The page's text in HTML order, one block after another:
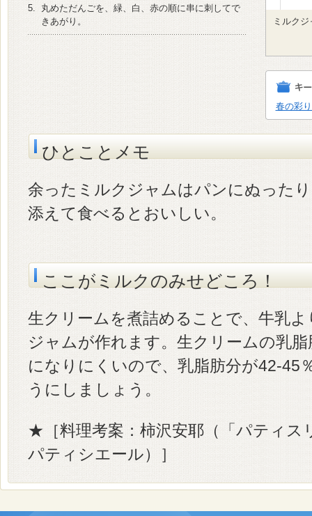
5.
丸めただんごを、緑、白、赤の順に串に刺してで
きあがり。
ミルク
春の彩
ひとことメモ
余ったミルクジャムはパンにぬった
添えて食べるとおいしい。
ここがミルクのみせどころ！
生クリームを煮詰めることで、牛乳
ジャムが作れます。生クリームの乳
になりにくいので、乳脂肪分が42-45
うにしましょう。
★［料理考案：柿沢安耶（「パティス
パティシエール）］